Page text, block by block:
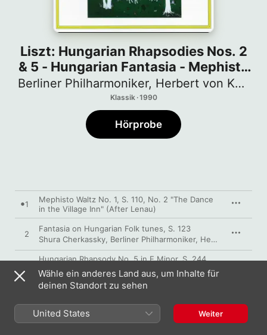
Liszt: Hungarian Rhapsodies Nos. 2
& 5 - Hungarian Fantasia - Mephisto
Waltz
Berliner Philharmoniker, Herbert von Karajan
Klassik · 1990
Hörprobe
1
Mephisto Waltz No. 1, S. 110, No. 2 "The Dance
in the Village Inn" (After Lenau)
2
Fantasia on Hungarian Folk tunes, S. 123
Shura Cherkassky Berliner Philharmoniker, Herbert von Karajan
3
Hungarian Rhapsody No. 5 in E Minor, S. 244
Heroïde-Elégiaque
Hungarian Rhapsody No. 4 in D Minor, S. 359,
No. 4 (Corresponds piano version No. 12 in C-
Wähle ein anderes Land aus, um Inhalte für
deinen Standort zu sehen
United States Weiter